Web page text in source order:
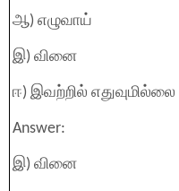
ஆ) எழுவாய்
இ) வினை
ஈ) இவற்றில் எதுவுமில்லை
Answer:
இ) வினை